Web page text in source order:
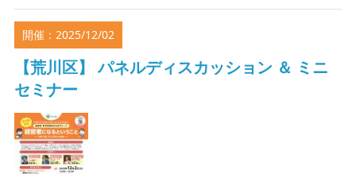
開催：2025/12/02
【荒川区】 パネルディスカッション ＆ ミニ
セミナー